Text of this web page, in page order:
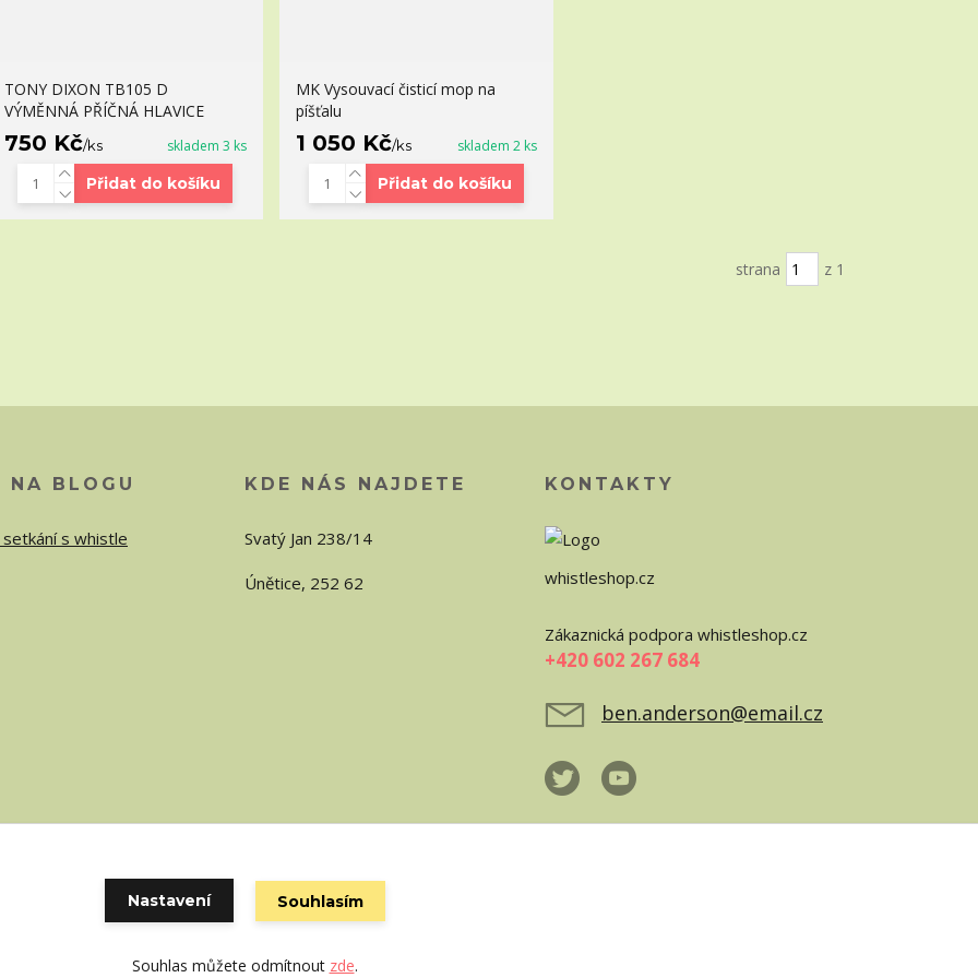
TONY DIXON TB105 D
VÝMĚNNÁ PŘÍČNÁ HLAVICE
750 Kč/ks skladem 3 ks
Přidat do košíku
MK Vysouvací čisticí mop na
píšťalu
1 050 Kč/ks skladem 2 ks
Přidat do košíku
strana z 1
NA BLOGU
setkání s whistle
KDE NÁS NAJDETE
Svatý Jan 238/14
Únětice, 252 62
KONTAKTY
whistleshop.cz
Zákaznická podpora whistleshop.cz
+420 602 267 684
ben.anderson@email.cz
Nastavení Souhlasím
Souhlas můžete odmítnout zde.